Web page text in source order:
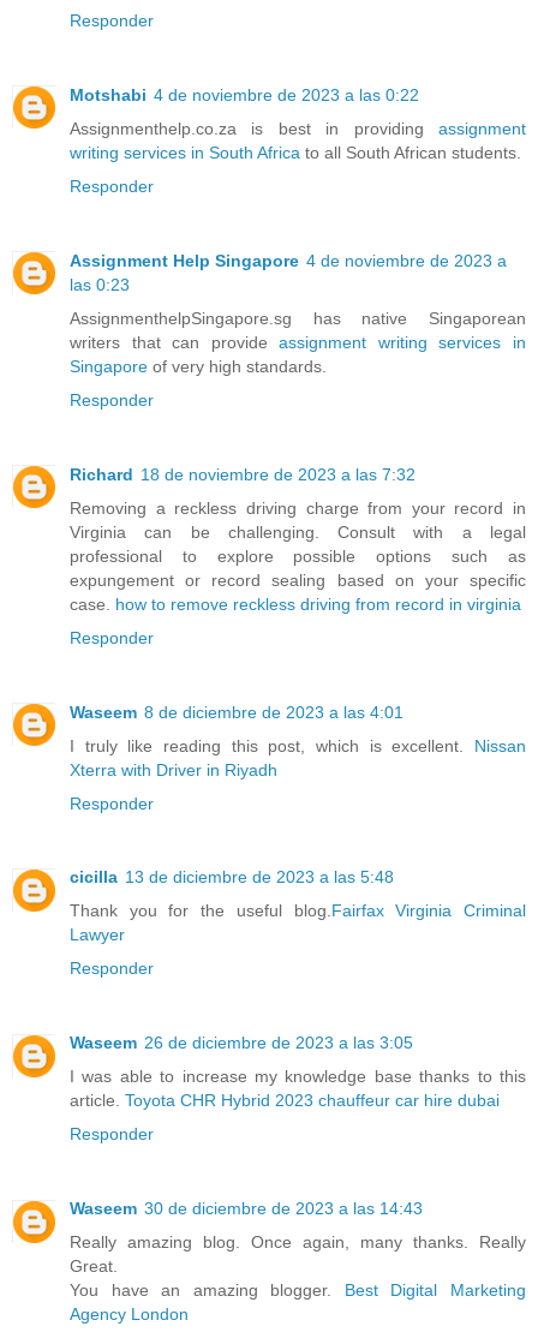
Responder
Motshabi 4 de noviembre de 2023 a las 0:22
Assignmenthelp.co.za is best in providing assignment
writing services in South Africa to all South African students.
Responder
Assignment Help Singapore 4 de noviembre de 2023 a
las 0:23
AssignmenthelpSingapore.sg has native Singaporean
writers that can provideassignment writing services in
Singapore of very high standards.
Responder
Richard 18 de noviembre de 2023 a las 7:32
Removing a reckless driving charge from your record in
Virginia can be challenging. Consult with a legal
professional to explore possible options such as
expungement or record sealing based on your specific
case. how to remove reckless driving from record in virginia
Responder
Waseem 8 de diciembre de 2023 a las 4:01
I truly like reading this post, which is excellent. Nissan
Xterra with Driver in Riyadh
Responder
cicilla 13 de diciembre de 2023 a las 5:48
Thank you for the useful blog.Fairfax Virginia Criminal
Lawyer
Responder
Waseem 26 de diciembre de 2023 a las 3:05
I was able to increase my knowledge base thanks to this
article. Toyota CHR Hybrid 2023 chauffeur car hire dubai
Responder
Waseem 30 de diciembre de 2023 a las 14:43
Really amazing blog. Once again, many thanks. Really
Great.
You have an amazing blogger. Best Digital Marketing
Agency London